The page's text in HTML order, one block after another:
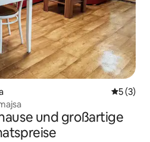
5 (3)
und großartige